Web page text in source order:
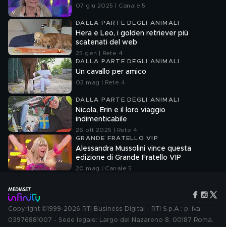
07 giu 2025 | Canale 5
DALLA PARTE DEGLI ANIMALI
Hera e Leo, i golden retriever più
scatenati del web
25 gen | Rete 4
DALLA PARTE DEGLI ANIMALI
Un cavallo per amico
03 mag | Rete 4
DALLA PARTE DEGLI ANIMALI
Nicola, Erin e il loro viaggio
indimenticabile
26 ott 2025 | Rete 4
GRANDE FRATELLO VIP
Alessandra Mussolini vince questa
edizione di Grande Fratello VIP
20 mag | Canale 5
Copyright ©1999-2026 RTI Business Digital - RTI S.p.A.: p. iva
03976881007 - Sede legale: Largo del Nazareno 8, 00187 Roma.